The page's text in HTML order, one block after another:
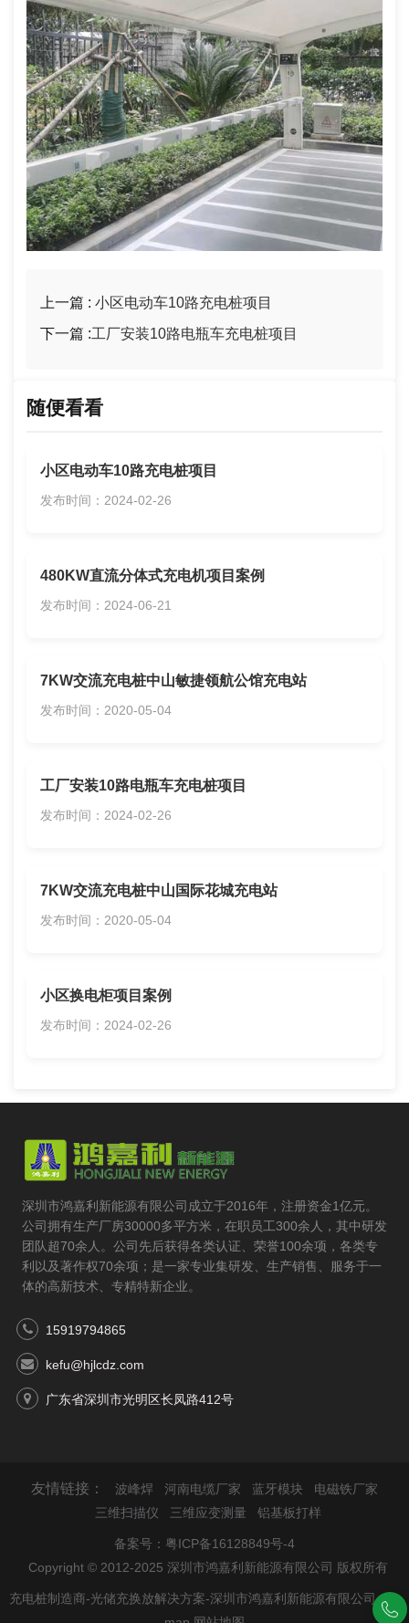
上一篇 : 小区电动车10路充电桩项目
下一篇 :​工厂安装10路电瓶车充电桩项目
随便看看
小区电动车10路充电桩项目
发布时间：2024-02-26
480KW直流分体式充电机项目案例
发布时间：2024-06-21
7KW交流充电桩中山敏捷领航公馆充电站
发布时间：2020-05-04
​工厂安装10路电瓶车充电桩项目
发布时间：2024-02-26
7KW交流充电桩中山国际花城充电站
发布时间：2020-05-04
小区换电柜项目案例
发布时间：2024-02-26
深圳市鸿嘉利新能源有限公司成立于2016年，注册资金1亿元。
公司拥有生产厂房30000多平方米，在职员工300余人，其中研发
团队超70余人。公司先后获得各类认证、荣誉100余项，各类专
利以及著作权70余项；是一家专业集研发、生产销售、服务于一
体的高新技术、专精特新企业。
15919794865
kefu@hjlcdz.com
广东省深圳市光明区长凤路412号
友情链接： 波峰焊 河南电缆厂家 蓝牙模块
电磁铁厂家
三维扫描仪
三维应变测量 铝基板打样
备案号： 粤ICP备16128849号-4
Copyright © 2012-2025 深圳市鸿嘉利新能源有限公司 版权所有
充电桩制造商-光储充换放解决方案-深圳市鸿嘉利新能源有限公司site